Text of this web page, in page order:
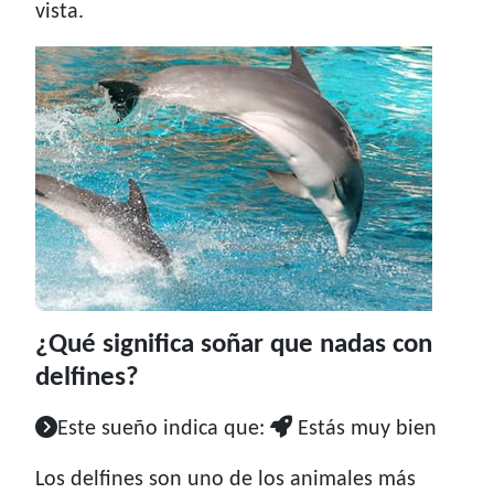
vista.
¿Qué significa soñar que nadas con
delfines?
Este sueño indica que: Estás muy bien
Los delfines son uno de los animales más